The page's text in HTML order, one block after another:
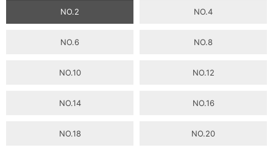
NO.2 NO.4
NO.6 NO.8
NO.10 NO.12
NO.14 NO.16
NO.18 NO.20